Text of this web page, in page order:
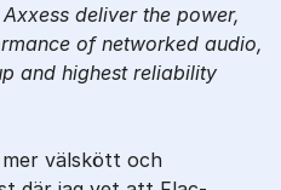
deliver the power,
of networked audio,
and highest reliability
välskött och